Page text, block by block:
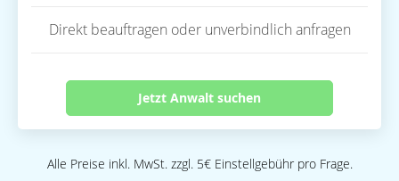
Direkt beauftragen oder unverbindlich anfragen
Jetzt Anwalt suchen
Alle Preise inkl. MwSt. zzgl. 5€ Einstellgebühr pro Frage.